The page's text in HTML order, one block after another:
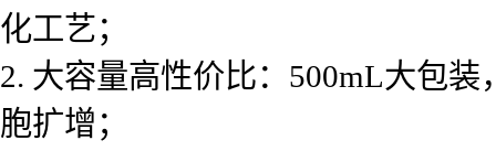
化工艺；
2. 大容量高性价比：500mL大包
胞扩增；